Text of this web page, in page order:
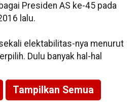
Presiden AS ke-45 pada
lalu.
elektabilitas-nya menurut
Dulu banyak hal-hal
Tampilkan Semua